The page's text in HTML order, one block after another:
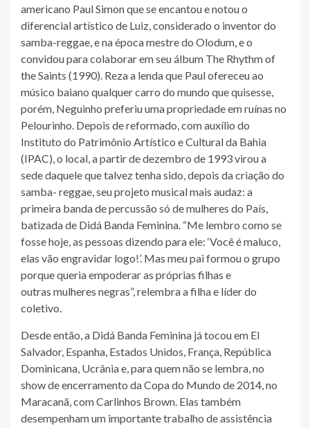
americano Paul Simon que se encantou e notou o
diferencial artístico de Luiz, considerado o inventor do
samba-reggae, e na época mestre do Olodum, e o
convidou para colaborar em seu álbum The Rhythm of
the Saints (1990). Reza a lenda que Paul ofereceu ao
músico baiano qualquer carro do mundo que quisesse,
porém, Neguinho preferiu uma propriedade em ruínas no
Pelourinho. Depois de reformado, com auxílio do
Instituto do Patrimônio Artístico e Cultural da Bahia
(IPAC), o local, a partir de dezembro de 1993 virou a
sede daquele que talvez tenha sido, depois da criação do
samba- reggae, seu projeto musical mais audaz: a
primeira banda de percussão só de mulheres do País,
batizada de Didá Banda Feminina. “Me lembro como se
fosse hoje, as pessoas dizendo para ele: ‘Você é maluco,
elas vão engravidar logo!’. Mas meu pai formou o grupo
porque queria empoderar as próprias filhas e
outras mulheres negras”, relembra a filha e líder do
coletivo.
Desde então, a Didá Banda Feminina já tocou em El
Salvador, Espanha, Estados Unidos, França, República
Dominicana, Ucrânia e, para quem não se lembra, no
show de encerramento da Copa do Mundo de 2014, no
Maracanã, com Carlinhos Brown. Elas também
desempenham um importante trabalho de assistência